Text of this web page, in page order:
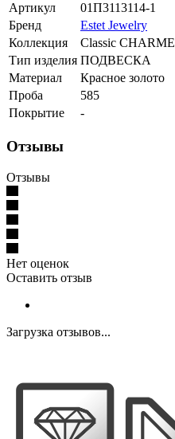
Артикул
01П3113114-1
Бренд
Estet Jewelry
Коллекция
Classic CHARME
Тип изделия ПОДВЕСКА
Материал
Красное золото
Проба
585
Покрытие
-
Отзывы
Отзывы
Нет оценок
Оставить отзыв
Загрузка отзывов...